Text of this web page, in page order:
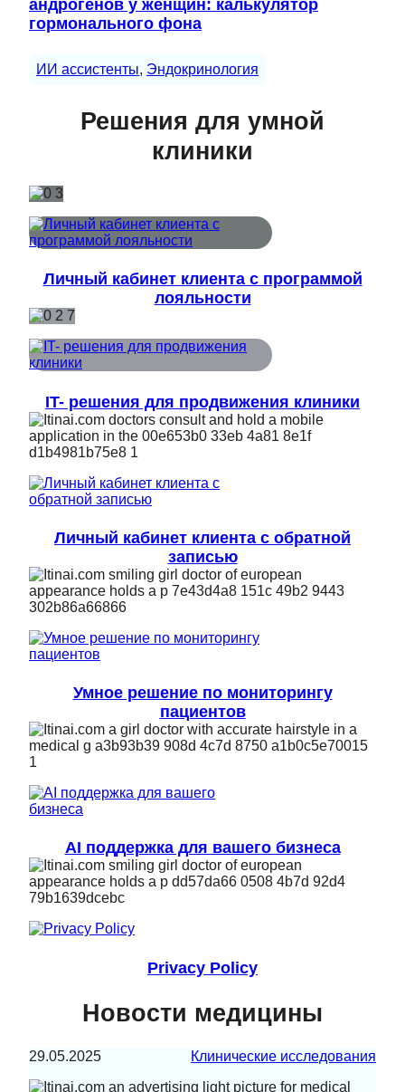
андрогенов у женщин: калькулятор
гормонального фона
ИИ ассистенты, Эндокринология
Решения для умной
клиники
Личный кабинет клиента с программой
лояльности
IT- решения для продвижения клиники
Личный кабинет клиента с обратной
записью
Умное решение по мониторингу
пациентов
AI поддержка для вашего бизнеса
Privacy Policy
Новости медицины
29.05.2025 Клинические исследования